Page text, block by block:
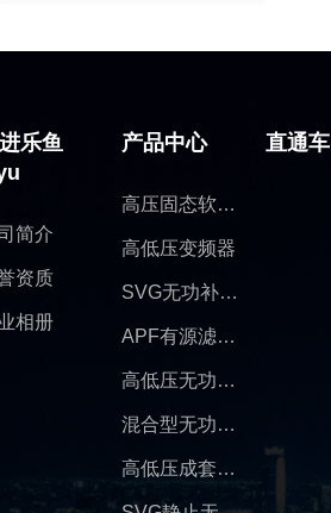
乐鱼
简介
资质
相册
产品中心
高压固态软启动
高低压变频器
SVG无功补偿装置
APF有源滤波柜
高低压无功补偿装置
混合型无功补偿装置
高低压成套开关柜
直通车